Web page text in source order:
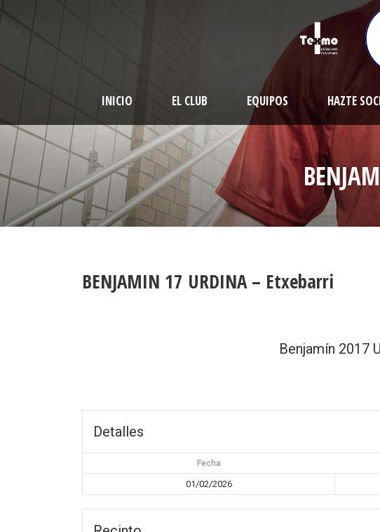
INICIO EL CLUB EQUIPOS HAZTE
BENJAMIN 17 URDINA – Etxebarri
Benjamín 2017
Detalles
Fecha
01/02/2026